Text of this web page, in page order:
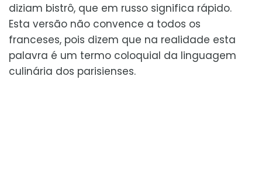
diziam bistrô, que em russo significa rápido.
Esta versão não convence a todos os
franceses, pois dizem que na realidade esta
palavra é um termo coloquial da linguagem
culinária dos parisienses.